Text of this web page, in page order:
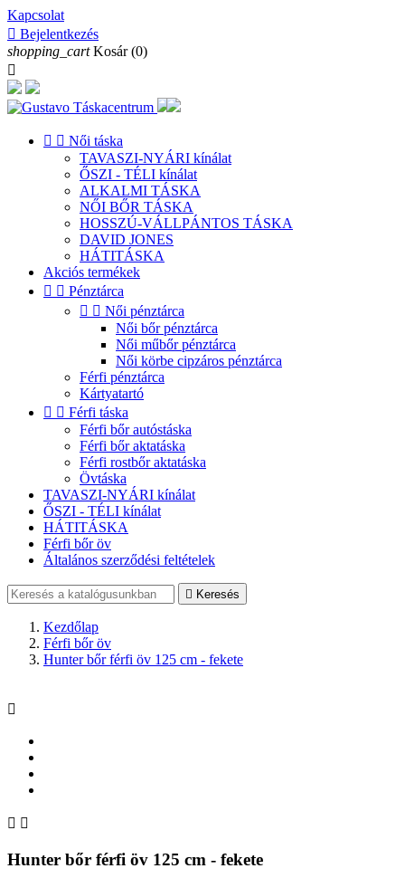
Kapcsolat
 Bejelentkezés
shopping_cart Kosár (0)

  Női táska
TAVASZI-NYÁRI kínálat
ŐSZI - TÉLI kínálat
ALKALMI TÁSKA
NŐI BŐR TÁSKA
HOSSZÚ-VÁLLPÁNTOS TÁSKA
DAVID JONES
HÁTITÁSKA
Akciós termékek
  Pénztárca
  Női pénztárca
Női bőr pénztárca
Női műbőr pénztárca
Női körbe cipzáros pénztárca
Férfi pénztárca
Kártyatartó
  Férfi táska
Férfi bőr autóstáska
Férfi bőr aktatáska
Férfi rostbőr aktatáska
Övtáska
TAVASZI-NYÁRI kínálat
ŐSZI - TÉLI kínálat
HÁTITÁSKA
Férfi bőr öv
Általános szerződési feltételek
 Keresés
Kezdőlap
Férfi bőr öv
Hunter bőr férfi öv 125 cm - fekete

 
Hunter bőr férfi öv 125 cm - fekete